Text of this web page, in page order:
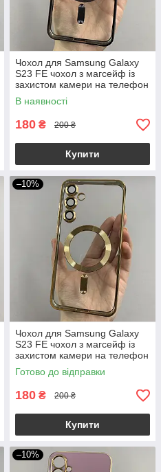
Чохол для Samsung Galaxy
S23 FE чохол з магсейф із
захистом камери на телефон
самсунг с23 фе фіолетовий
h3b
В наявності
180 ₴ 200 ₴
Купити
–10%
Чохол для Samsung Galaxy
S23 FE чохол з магсейф із
захистом камери на телефон
самсунг с23 фе золотий h3b
Готово до відправки
180 ₴ 200 ₴
Купити
–10%